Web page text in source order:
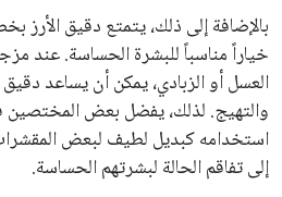
بالإضافة إلى ذلك، يتمتع دقيق
خياراً مناسباً للبشرة الحساسة. عند
العسل أو الزبادي، يمكن أن يساعد
والتهيج. لذلك، يفضل بعض المختصين
استخدامه كبديل لطيف لبعض
إلى تفاقم الحالة لبشرتهم الحساسة.